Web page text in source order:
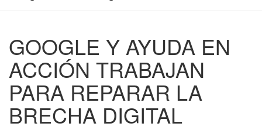
GOOGLE Y AYUDA EN
ACCIÓN TRABAJAN
PARA REPARAR LA
BRECHA DIGITAL